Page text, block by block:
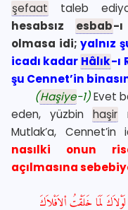
şefaat taleb
hesabsız esbab-
olmasa idi;yalnız
icadı kadar Hâlık-ı
şu Cennet’in
(Haşiye-1)Evet
eden, yüzbin haşir
Mutlak’a,
nasılki onun
açılmasına